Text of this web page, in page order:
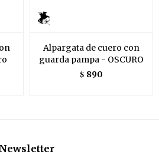
Alpargata de cuero con
guarda pampa - OSCURO
$ 890
Newsletter